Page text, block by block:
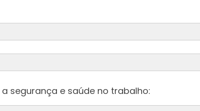
segurança e saúde no trabalho: